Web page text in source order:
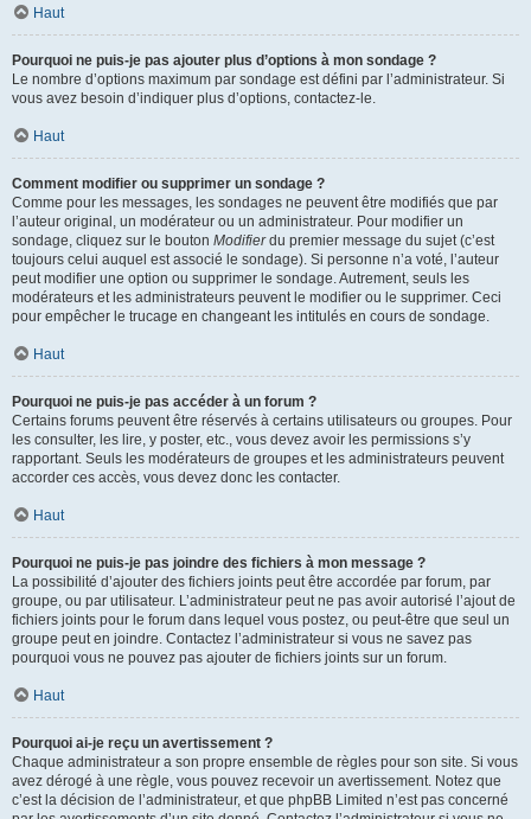
Haut
Pourquoi ne puis-je pas ajouter plus d’options à mon sondage ?
Le nombre d’options maximum par sondage est défini par l’administrateur. Si
vous avez besoin d’indiquer plus d’options, contactez-le.
Haut
Comment modifier ou supprimer un sondage ?
Comme pour les messages, les sondages ne peuvent être modifiés que par
l’auteur original, un modérateur ou un administrateur. Pour modifier un
sondage, cliquez sur le bouton Modifierdu premier message du sujet (c’est
toujours celui auquel est associé le sondage). Si personne n’a voté, l’auteur
peut modifier une option ou supprimer le sondage. Autrement, seuls les
modérateurs et les administrateurs peuvent le modifier ou le supprimer. Ceci
pour empêcher le trucage en changeant les intitulés en cours de sondage.
Haut
Pourquoi ne puis-je pas accéder à un forum ?
Certains forums peuvent être réservés à certains utilisateurs ou groupes. Pour
les consulter, les lire, y poster, etc., vous devez avoir les permissions s’y
rapportant. Seuls les modérateurs de groupes et les administrateurs peuvent
accorder ces accès, vous devez donc les contacter.
Haut
Pourquoi ne puis-je pas joindre des fichiers à mon message ?
La possibilité d’ajouter des fichiers joints peut être accordée par forum, par
groupe, ou par utilisateur. L’administrateur peut ne pas avoir autorisé l’ajout de
fichiers joints pour le forum dans lequel vous postez, ou peut-être que seul un
groupe peut en joindre. Contactez l’administrateur si vous ne savez pas
pourquoi vous ne pouvez pas ajouter de fichiers joints sur un forum.
Haut
Pourquoi ai-je reçu un avertissement ?
Chaque administrateur a son propre ensemble de règles pour son site. Si vous
avez dérogé à une règle, vous pouvez recevoir un avertissement. Notez que
c’est la décision de l’administrateur, et que phpBB Limited n’est pas concerné